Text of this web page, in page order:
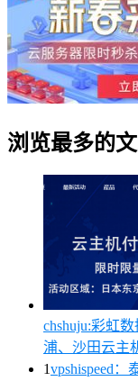
浏览最多的
chshuju:彩虹
浦、沙田云主
1vpshispeed：